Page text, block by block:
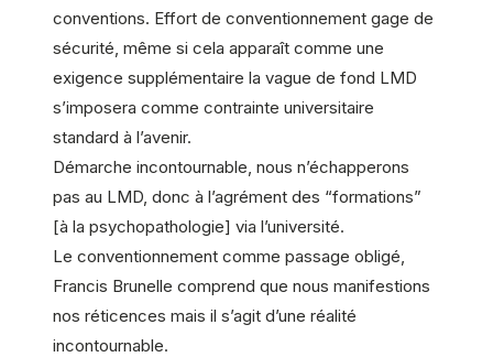
conventions. Effort de conventionnement gage de
sécurité, même si cela apparaît comme une
exigence supplémentaire la vague de fond LMD
s’imposera comme contrainte universitaire
standard à l’avenir.
Démarche incontournable, nous n’échapperons
pas au LMD, donc à l’agrément des “formations”
[à la psychopathologie] via l’université.
Le conventionnement comme passage obligé,
Francis Brunelle comprend que nous manifestions
nos réticences mais il s’agit d’une réalité
incontournable.